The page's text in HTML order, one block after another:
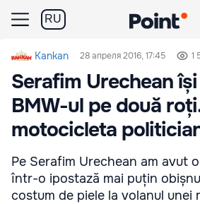
RU
Kankan 28 апреля 2016, 17:45 1
Serafim Urechean
BMW-ul pe două
motocicleta
Pe Serafim Urechean am avut
într-o ipostază mai puțin
costum de piele la volanul unei